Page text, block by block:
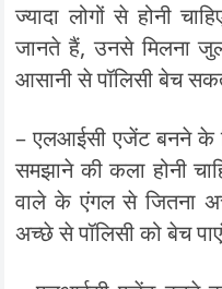
ज्यादा लोगों से होनी
जानते हैं, उनसे मिलना
आसानी से पॉलिसी बेच
– एलआईसी एजेंट बनने के
समझाने की कला होनी
वाले के एंगल से जितना
अच्छे से पॉलिसी को बेच